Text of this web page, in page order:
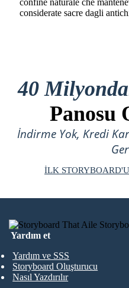
confine naturale che
considerate sacre dagli
40
Panosu
İndirme Yok, Kredi
İLK
Yardım et
Yardım ve SSS
Storyboard Oluşturucu
Nasıl Yazdırılır